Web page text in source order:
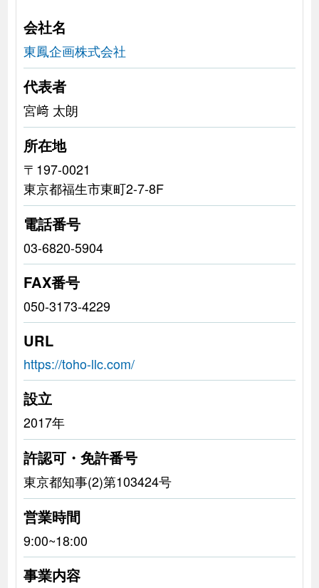
会社名
東鳳企画株式会社
代表者
宮﨑 太朗
所在地
〒197-0021
東京都福生市東町2-7-8F
電話番号
03-6820-5904
FAX番号
050-3173-4229
URL
https://toho-llc.com/
設立
2017年
許認可・免許番号
東京都知事(2)第103424号
営業時間
9:00~18:00
事業内容